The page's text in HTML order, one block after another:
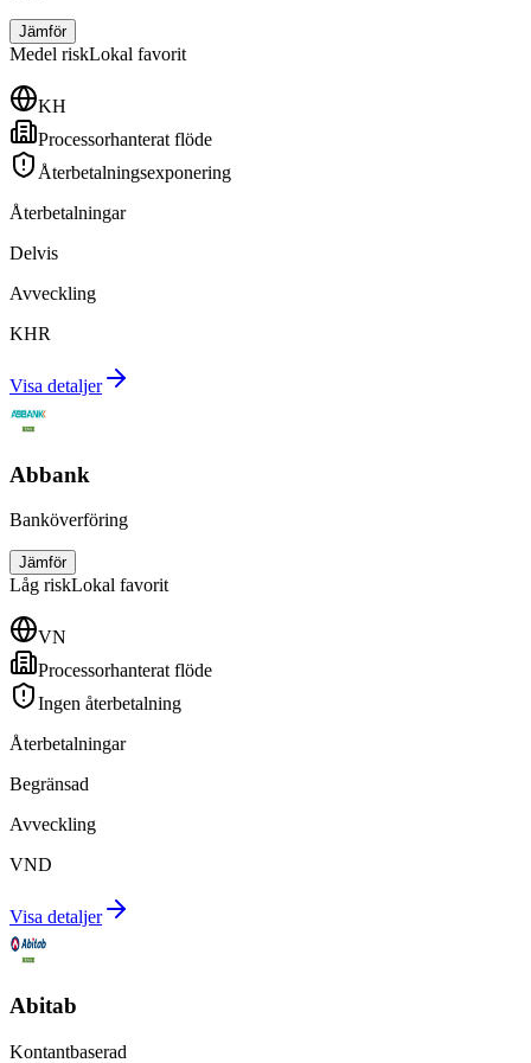
Jämför
Medel riskLokal favorit
KH
Processorhanterat flöde
Återbetalningsexponering
Återbetalningar
Delvis
Avveckling
KHR
Visa detaljer
Abbank
Banköverföring
Jämför
Låg riskLokal favorit
VN
Processorhanterat flöde
Ingen återbetalning
Återbetalningar
Begränsad
Avveckling
VND
Visa detaljer
Abitab
Kontantbaserad